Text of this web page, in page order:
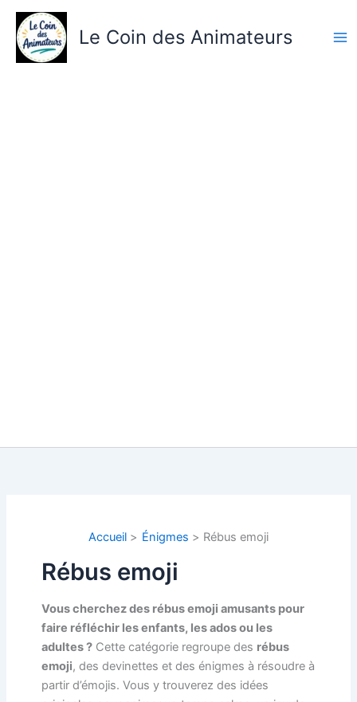
Aller
contenu
Le Coin des Animateurs
Accueil Énigmes Rébus emoji
Rébus emoji
Vous cherchez des rébus emoji amusants pour
faire réfléchir les enfants, les ados ou les
adultes ?Cette catégorie regroupe des rébus
emoji, des devinettes et des énigmes à résoudre à
partir d’émojis. Vous y trouverez des idées